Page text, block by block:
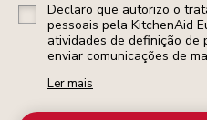
Declaro que autorizo o
pessoais pela KitchenAid
atividades de definição de
enviar comunicações de
Ler mais